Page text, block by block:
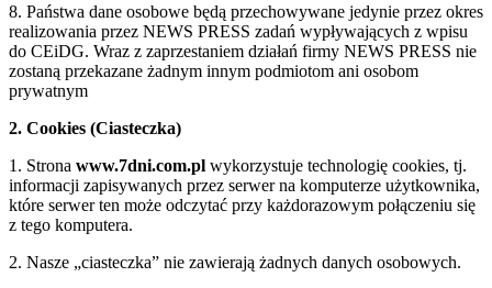
8. Państwa dane osobowe będą przechowywane jedynie przez okres
realizowania przez NEWS PRESS zadań wypływających z wpisu
do CEiDG. Wraz z zaprzestaniem działań firmy NEWS PRESS nie
zostaną przekazane żadnym innym podmiotom ani osobom
prywatnym
2. Cookies (Ciasteczka)
1. Strona www.7dni.com.pl wykorzystuje technologię cookies, tj.
informacji zapisywanych przez serwer na komputerze użytkownika,
które serwer ten może odczytać przy każdorazowym połączeniu się
z tego komputera.
2. Nasze „ciasteczka” nie zawierają żadnych danych osobowych.